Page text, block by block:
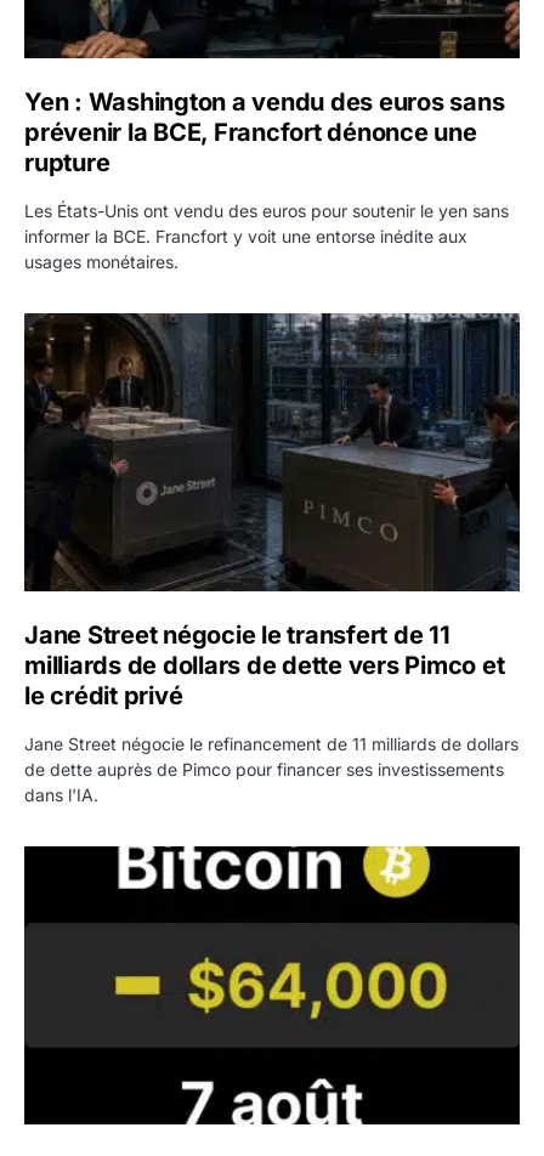
Yen : Washington a vendu des euros sans
prévenir la BCE, Francfort dénonce une
rupture
Les États-Unis ont vendu des euros pour soutenir le yen sans
informer la BCE. Francfort y voit une entorse inédite aux
usages monétaires.
Jane Street négocie le transfert de 11 milliards de
Jane Street négocie le transfert de 11
milliards de dollars de dette vers Pimco et
le crédit privé
Jane Street négocie le refinancement de 11 milliards de dollars
de dette auprès de Pimco pour financer ses investissements
dans l'IA.
Bitcoin stagne à 64 000 dollars pendant que les